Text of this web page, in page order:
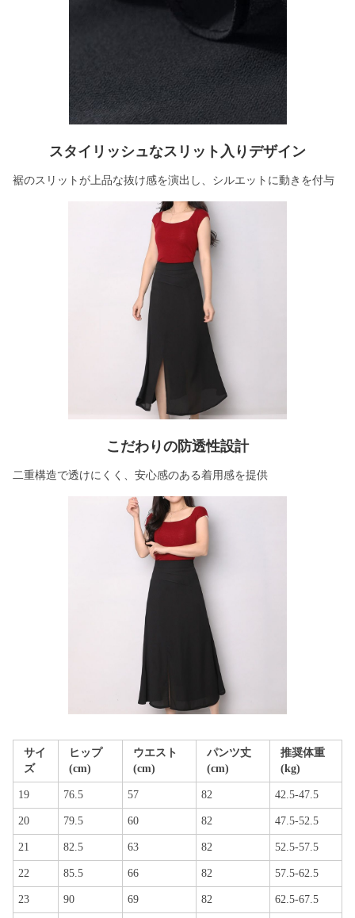
スタイリッシュなスリット入りデザイン
裾のスリットが上品な抜け感を演出し、シルエットに動きを付与
こだわりの防透性設計
二重構造で透けにくく、安心感のある着用感を提供
サイ
ズ
ヒップ
(cm)
ウエスト
(cm)
パンツ丈
(cm)
推奨体重
(kg)
19 76.5 57 82 42.5-47.5
20 79.5 60 82 47.5-52.5
21 82.5 63 82 52.5-57.5
22 85.5 66 82 57.5-62.5
23 90 69 82 62.5-67.5